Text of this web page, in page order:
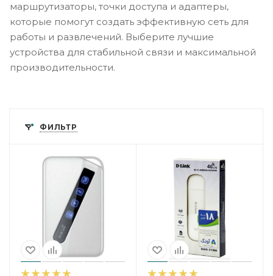
маршрутизаторы, точки доступа и адаптеры,
которые помогут создать эффективную сеть для
работы и развлечений. Выберите лучшие
устройства для стабильной связи и максимальной
производительности.
ФИЛЬТР